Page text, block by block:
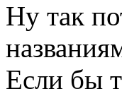
Ну так
Если бы